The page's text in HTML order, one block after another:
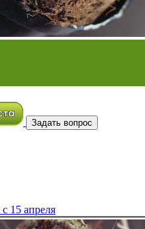
Задать вопрос
с 15 апреля